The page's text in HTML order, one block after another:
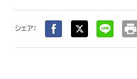
シェア： print